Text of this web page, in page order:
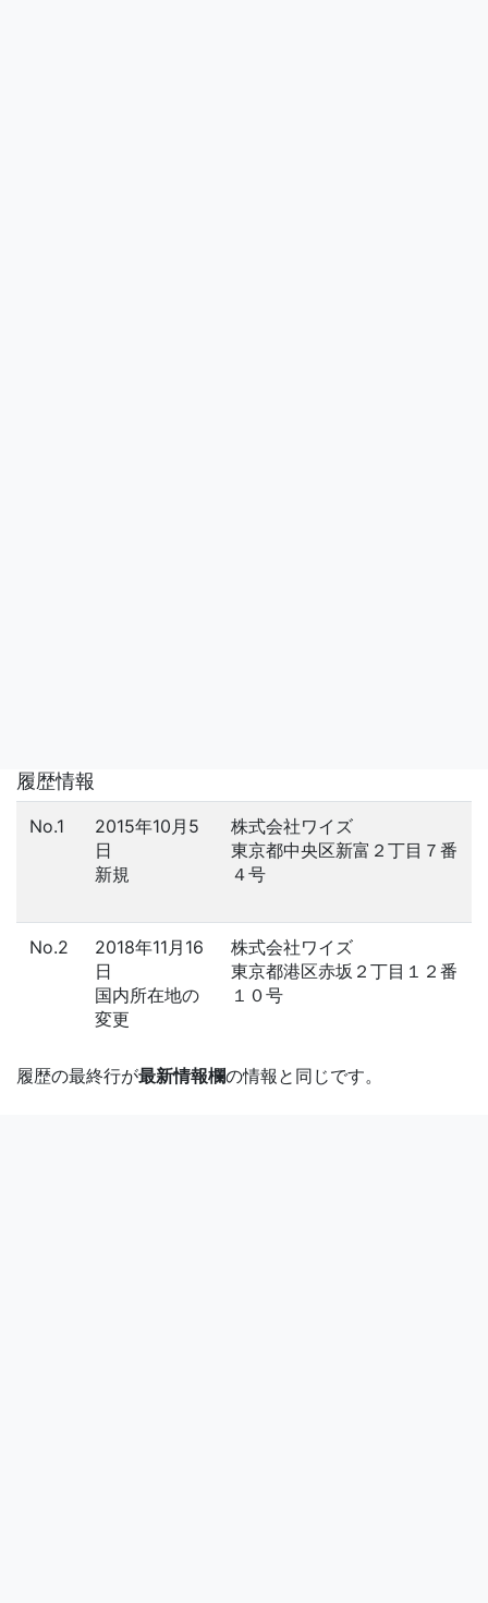
履歴情報
No.1
2015年10月5
日
新規
株式会社ワイズ
東京都中央区新富２丁目７番
４号
No.2
2018年11月16
日
国内所在地の
変更
株式会社ワイズ
東京都港区赤坂２丁目１２番
１０号
履歴の最終行が最新情報欄の情報と同じです。